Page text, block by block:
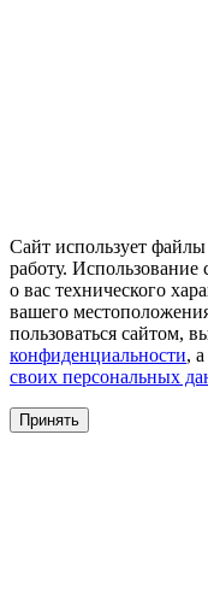
Сайт использует
работу.
о вас технического
вашего
пользоваться сайтом,
конфиденциальности,
своих персональных
Принять